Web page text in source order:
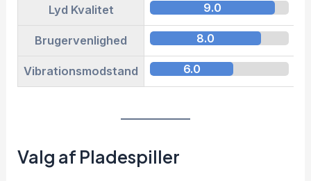
Lyd Kvalitet 9.0
Brugervenlighed 8.0
Vibrationsmodstand 6.0
Valg af Pladespiller